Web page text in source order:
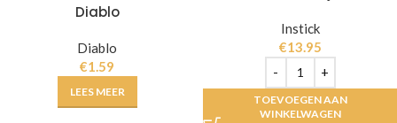
Diablo
Diablo
€1.59
LEES MEER
Instick
€13.95
TOEVOEGEN AAN
WINKELWAGEN